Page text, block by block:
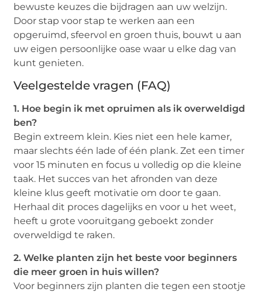
bewuste keuzes die bijdragen aan uw welzijn.
Door stap voor stap te werken aan een
opgeruimd, sfeervol en groen thuis, bouwt u aan
uw eigen persoonlijke oase waar u elke dag van
kunt genieten.
Veelgestelde vragen (FAQ)
1. Hoe begin ik met opruimen als ik overweldigd
ben?
Begin extreem klein. Kies niet een hele kamer,
maar slechts één lade of één plank. Zet een timer
voor 15 minuten en focus u volledig op die kleine
taak. Het succes van het afronden van deze
kleine klus geeft motivatie om door te gaan.
Herhaal dit proces dagelijks en voor u het weet,
heeft u grote vooruitgang geboekt zonder
overweldigd te raken.
2. Welke planten zijn het beste voor beginners
die meer groen in huis willen?
Voor beginners zijn planten die tegen een stootje